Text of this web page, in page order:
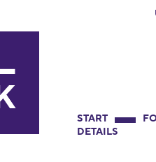
START
DETAILS